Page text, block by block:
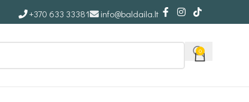
+370 633 33381 info@baldaila.lt
0